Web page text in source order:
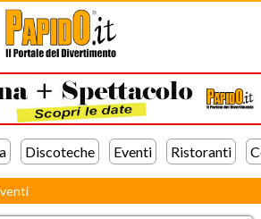
Discoteche Eventi Ristoranti